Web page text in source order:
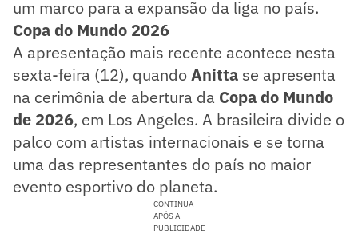
um marco para a expansão da liga no país.
Copa do Mundo 2026
A apresentação mais recente acontece nesta
sexta-feira (12), quandoAnitta se apresenta
na cerimônia de abertura da Copa do Mundo
de 2026, em Los Angeles. A brasileira divide o
palco com artistas internacionais e se torna
uma das representantes do país no maior
evento esportivo do planeta.
CONTINUA
APÓS A
PUBLICIDADE